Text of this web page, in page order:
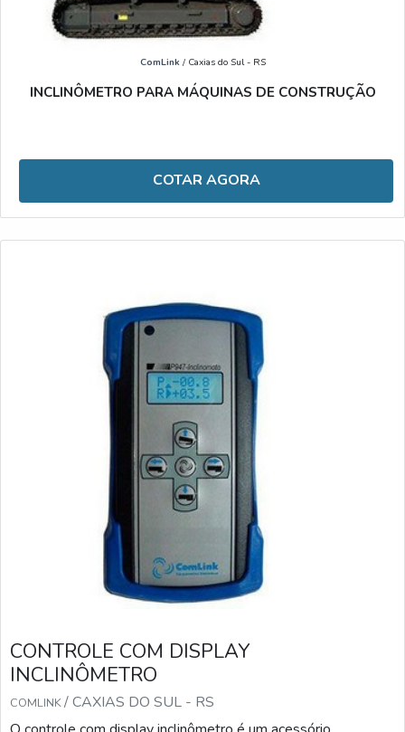
ComLink/ Caxias do Sul - RS
INCLINÔMETRO PARA MÁQUINAS DE CONSTRUÇÃO
COTAR AGORA
CONTROLE COM DISPLAY
INCLINÔMETRO
COMLINK/ CAXIAS DO SUL - RS